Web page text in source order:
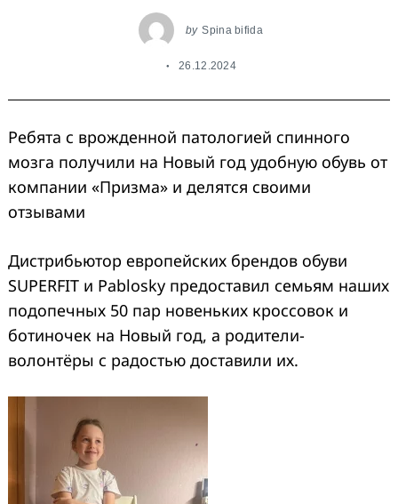
by Spina bifida
26.12.2024
Ребята с врожденной патологией спинного
мозга получили на Новый год удобную обувь от
компании «Призма» и делятся своими
отзывами
Дистрибьютор европейских брендов обуви
SUPERFIT и Pablosky предоставил семьям наших
подопечных 50 пар новеньких кроссовок и
ботиночек на Новый год, а родители-
волонтëры с радостью доставили их.